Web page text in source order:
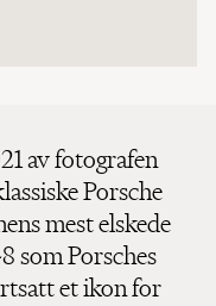
av fotografen
Porsche
mest elskede
som Porsches
et ikon for